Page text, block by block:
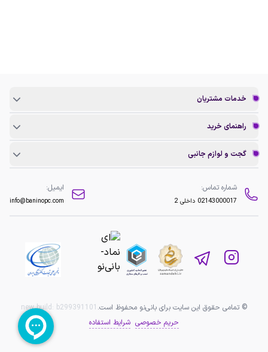
خدمات مشتریان
راهنمای خرید
گجت و لوازم جانبی
شماره تماس:
02143000017 داخلی 2
ایمیل:
info@baninopc.com
© تمامی حقوق این سایت برای بانی‌نو محفوظ است. new build: b299391101
حریم خصوصی شرایط استفاده